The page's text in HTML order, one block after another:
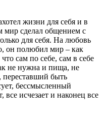
жизни для себя и в
мир сделал общением с
для себя. На любовь
он полюбил мир – как
сам по себе, сам в себе
не нужна и пища, не
переставший быть
бессмысленный
все исчезает и наконец все